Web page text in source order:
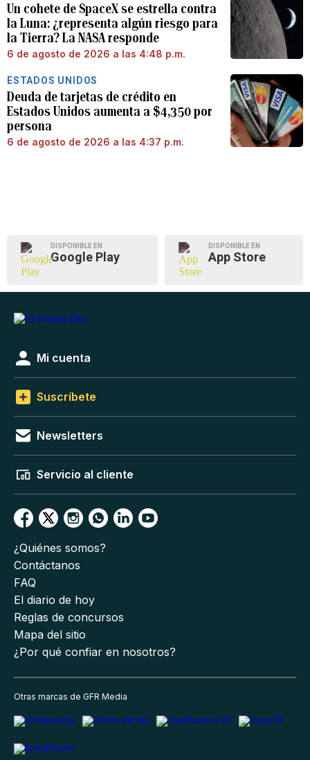
Un cohete de SpaceX se estrella contra
la Luna: ¿representa algún riesgo para
la Tierra? La NASA responde
6 de agosto de 2026 a las 4:48 p.m.
ESTADOS UNIDOS
Deuda de tarjetas de crédito en
Estados Unidos aumenta a $4,350 por
persona
6 de agosto de 2026 a las 4:37 p.m.
DISPONIBLE EN
Google Play
DISPONIBLE EN
App Store
Mi cuenta
Suscríbete
Newsletters
Servicio al cliente
¿Quiénes somos?
Contáctanos
FAQ
El diario de hoy
Reglas de concursos
Mapa del sitio
¿Por qué confiar en nosotros?
Otras marcas de GFR Media